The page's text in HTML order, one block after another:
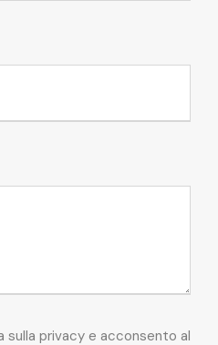
privacy e acconsento al